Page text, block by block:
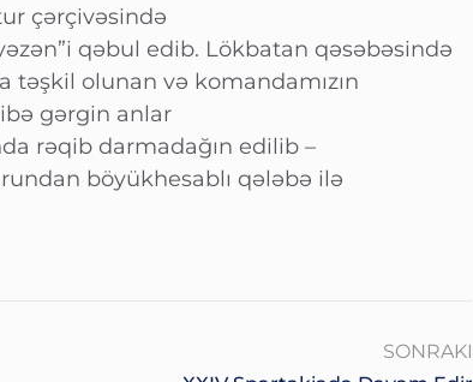
çərçivəsində
qəbul edib. Lökbatan qəsəbəsində
təşkil olunan və komandamızın
gərgin anlar
rəqib darmadağın edilib –
böyükhesablı qələbə ilə
SONRAKI